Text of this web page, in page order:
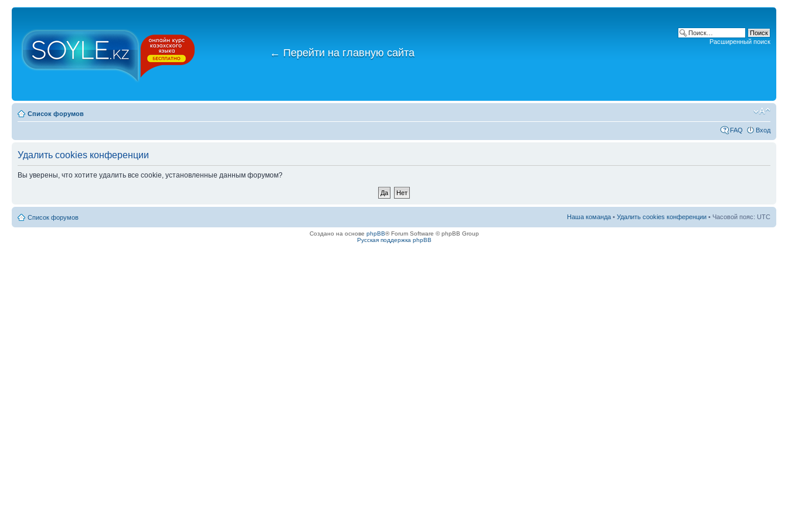
← Перейти на главную сайта
Расширенный поиск
Список форумов
FAQ Вход
Удалить cookies конференции
Вы уверены, что хотите удалить все cookie, установленные данным форумом?
Список форумов Наша команда • Удалить cookies конференции • Часовой пояс: UTC
Создано на основе phpBB® Forum Software © phpBB Group
Русская поддержка phpBB